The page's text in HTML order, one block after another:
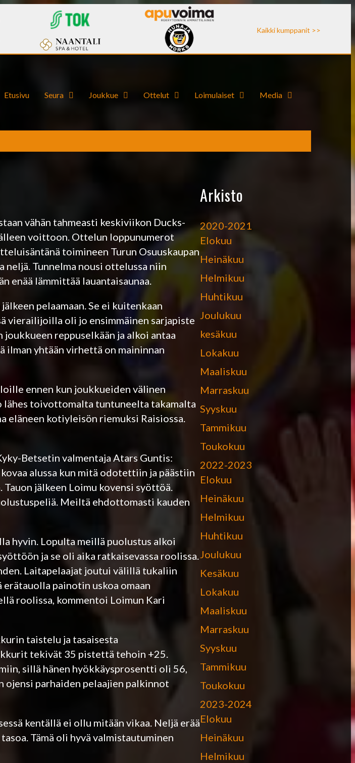
Kaikki kumppanit >>
Etusivu Seura Joukkue Ottelut Loimulaiset Media
vähän tahmeasti keskiviikon Ducks-
voittoon. Ottelun loppunumerot
toimineen Turun Osuuskaupan
neljä. Tunnelma nousi ottelussa niin
enää lämmittää lauantaisaunaa.
pelaamaan. Se ei kuitenkaan
vierailijoilla oli jo ensimmäinen sarjapiste
reppuselkään ja alkoi antaa
ilman yhtään virhettä on maininnan
ennen kun joukkueiden välinen
lähes toivottomalta tuntuneelta takamalta
eläneen kotiyleisön riemuksi Raisiossa.
Betsetin valmentaja Atars Guntis:
alussa kun mitä odotettiin ja päästiin
jälkeen Loimu kovensi syöttöä.
Meiltä ehdottomasti kauden
hyvin. Lopulta meillä puolustus alkoi
ja se oli aika ratkaisevassa roolissa.
Laitapelaajat joutui välillä tukaliin
painotin uskoa omaan
roolissa, kommentoi Loimun Kari
taistelu ja tasaisesta
tekivät 35 pistettä tehoin +25.
sillä hänen hyökkäysprosentti oli 56,
ojensi parhaiden pelaajien palkinnot
kentällä ei ollu mitään vikaa. Neljä erää
Tämä oli hyvä valmistautuminen
Arkisto
2020-2021
Elokuu
Heinäkuu
Helmikuu
Huhtikuu
Joulukuu
kesäkuu
Lokakuu
Maaliskuu
Marraskuu
Syyskuu
Tammikuu
Toukokuu
2022-2023
Elokuu
Heinäkuu
Helmikuu
Huhtikuu
Joulukuu
Kesäkuu
Lokakuu
Maaliskuu
Marraskuu
Syyskuu
Tammikuu
Toukokuu
2023-2024
Elokuu
Heinäkuu
Helmikuu